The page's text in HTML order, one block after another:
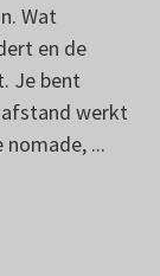
Wat
en de
Je bent
werkt
...